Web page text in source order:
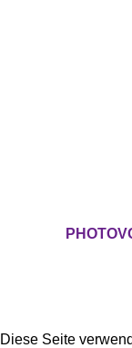
Diese Seite